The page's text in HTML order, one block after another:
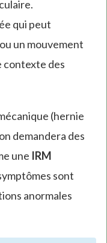
qui peut
un mouvement
contexte des
(hernie
demandera des
une IRM
sont
anormales